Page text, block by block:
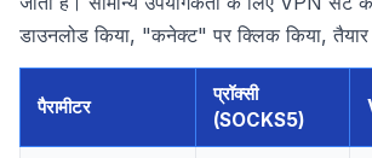
डाउनलोड किया, "कनेक्ट" पर क्लिक किया,
पैरामीटर
प्रॉक्सी
(SOCKS5)